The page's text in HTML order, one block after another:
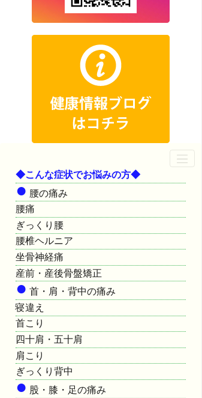
◆こんな症状でお悩みの方◆
● 腰の痛み
腰痛
ぎっくり腰
腰椎ヘルニア
坐骨神経痛
産前・産後骨盤矯正
● 首・肩・背中の痛み
寝違え
首こり
四十肩・五十肩
肩こり
ぎっくり背中
● 股・膝・足の痛み